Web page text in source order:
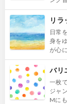
リラ
日常
身を
が心
バリ
一枚
ジャ
Mに